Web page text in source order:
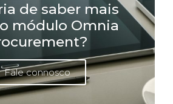
de saber mais
módulo Omnia
Fale connosco